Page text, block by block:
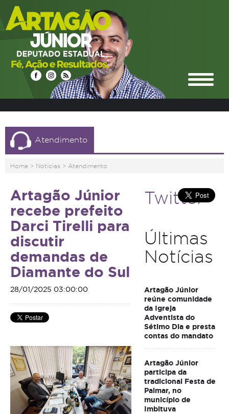
Atendimento
Home > Notícias > Atendimento
Artagão Júnior
recebe prefeito
Darci Tirelli para
discutir
demandas de
Diamante do Sul
28/01/2025 03:00:00
Twitter
Últimas
Notícias
Artagão Júnior
reúne comunidade
da Igreja
Adventista do
Sétimo Dia e presta
contas do mandato
Artagão Júnior
participa da
tradicional Festa de
Palmar, no
município de
Imbituva